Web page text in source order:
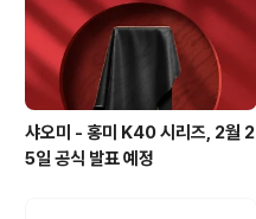
샤오미 - 홍미 K40 시리즈, 2월 2
5일 공식 발표 예정